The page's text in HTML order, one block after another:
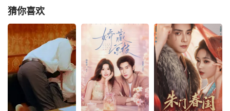
猜你喜欢